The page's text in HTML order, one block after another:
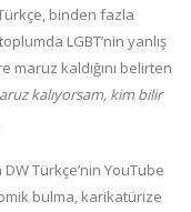
binden fazla
toplumda LGBT’nin yanlış
maruz kaldığını belirten
kalıyorsam, kim bilir
Türkçe’nin YouTube
bulma, karikatürize